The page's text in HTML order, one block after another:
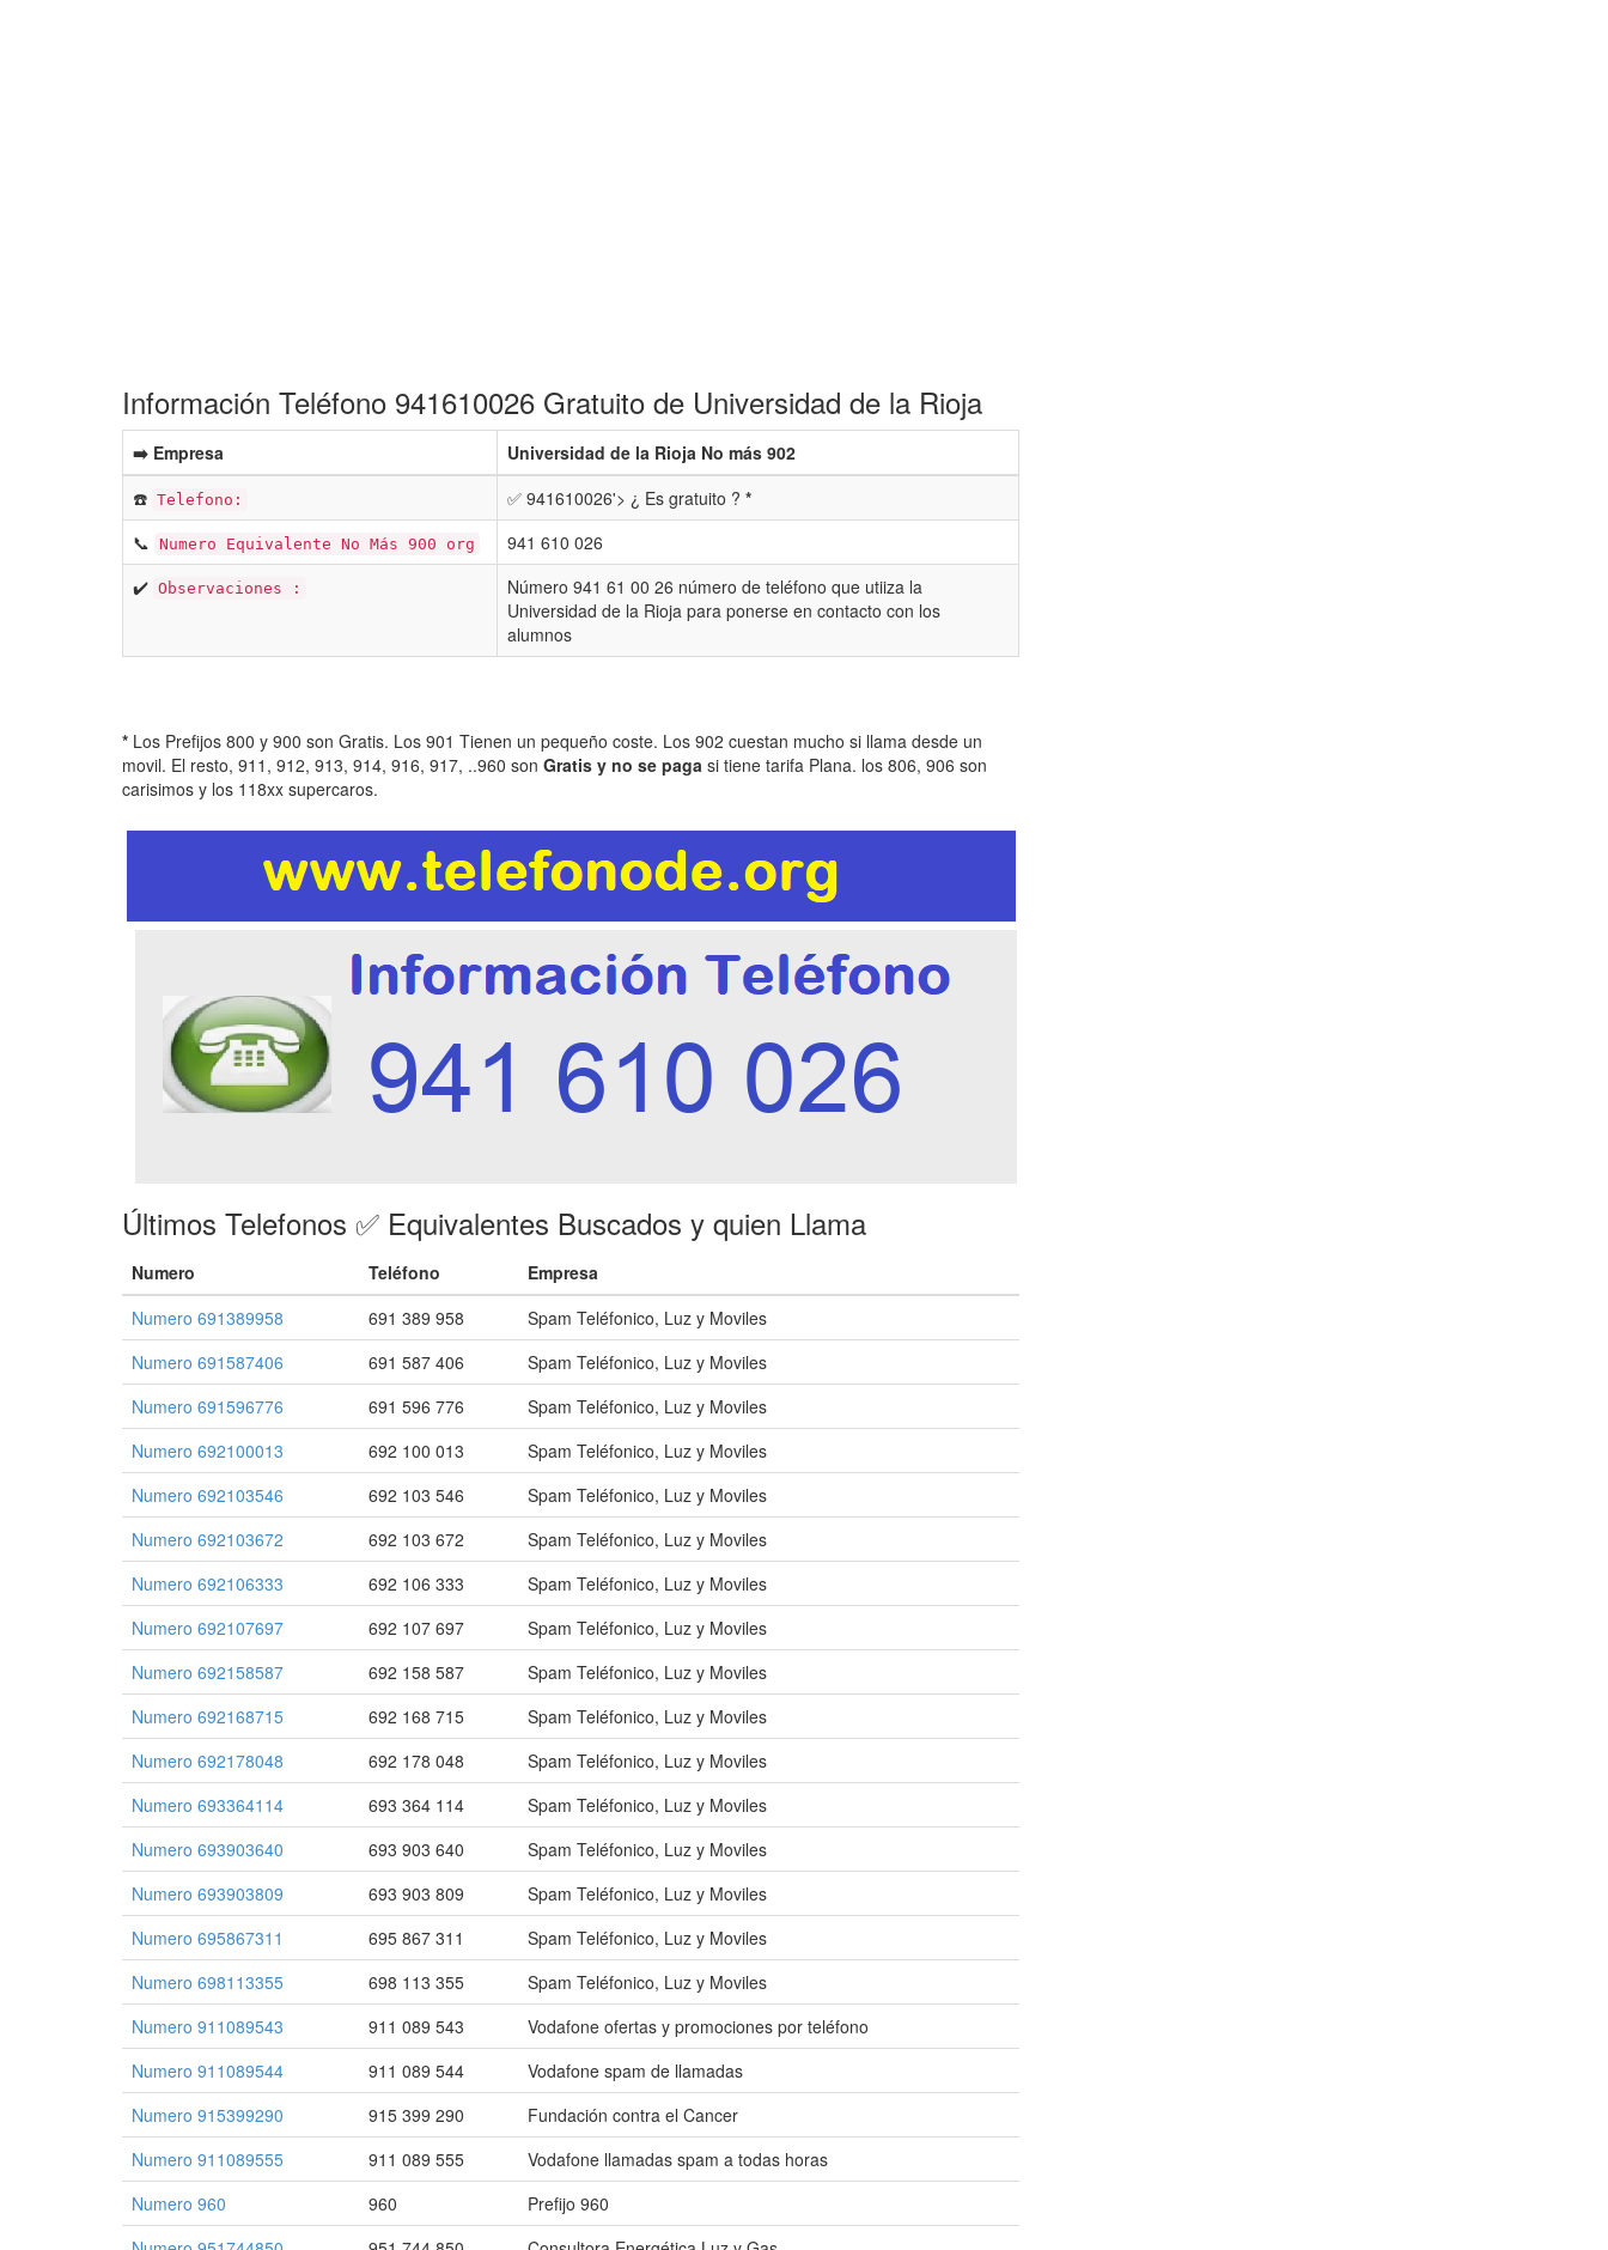
Información Teléfono 941610026 Gratuito de Universidad de la Rioja
➡️ Empresa
Universidad de la Rioja No más 902
☎️ Telefono: ✅ 941610026'> ¿ Es gratuito ? *
📞 Numero Equivalente No Más 900 org
941 610 026
✔️ Observaciones :
Número 941 61 00 26 número de teléfono que utiiza la
Universidad de la Rioja para ponerse en contacto con los
alumnos
* Los Prefijos 800 y 900 son Gratis. Los 901 Tienen un pequeño coste. Los 902 cuestan mucho si llama desde un
movil. El resto, 911, 912, 913, 914, 916, 917, ..960 son Gratis y no se paga si tiene tarifa Plana. los 806, 906 son
carisimos y los 118xx supercaros.
Últimos Telefonos ✅ Equivalentes Buscados y quien Llama
Numero Teléfono
Empresa
Numero 691389958
691 389 958
Spam Teléfonico, Luz y Moviles
Numero 691587406
691 587 406
Spam Teléfonico, Luz y Moviles
Numero 691596776
691 596 776
Spam Teléfonico, Luz y Moviles
Numero 692100013
692 100 013
Spam Teléfonico, Luz y Moviles
Numero 692103546
692 103 546
Spam Teléfonico, Luz y Moviles
Numero 692103672
692 103 672
Spam Teléfonico, Luz y Moviles
Numero 692106333
692 106 333
Spam Teléfonico, Luz y Moviles
Numero 692107697
692 107 697
Spam Teléfonico, Luz y Moviles
Numero 692158587
692 158 587
Spam Teléfonico, Luz y Moviles
Numero 692168715
692 168 715
Spam Teléfonico, Luz y Moviles
Numero 692178048
692 178 048
Spam Teléfonico, Luz y Moviles
Numero 693364114
693 364 114
Spam Teléfonico, Luz y Moviles
Numero 693903640
693 903 640
Spam Teléfonico, Luz y Moviles
Numero 693903809
693 903 809
Spam Teléfonico, Luz y Moviles
Numero 695867311
695 867 311
Spam Teléfonico, Luz y Moviles
Numero 698113355
698 113 355
Spam Teléfonico, Luz y Moviles
Numero 911089543
911 089 543
Vodafone ofertas y promociones por teléfono
Numero 911089544
911 089 544
Vodafone spam de llamadas
Numero 915399290
915 399 290
Fundación contra el Cancer
Numero 911089555
911 089 555
Vodafone llamadas spam a todas horas
Numero 960
960
Prefijo 960